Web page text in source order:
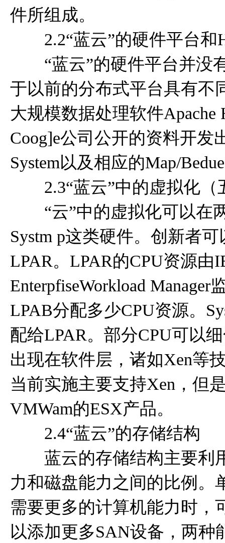
件所组成。
2.2“蓝云”的硬件平台和
“蓝云”的硬件平台并没有
于以前的分布式平台具有不
大规模数据处理软件Apache
Coog]e公司公开的资料开发
System以及相应的Map/
2.3“蓝云”中的虚拟化（
“云”中的虚拟化可以在
Systm p这类硬件。创新者
LPAR。LPAR的CPU资源由
EnterpfiseWorkload
LPAB分配多少CPU资源。
配给LPAR。部分CPU可以
出现在软件层，诸如Xen等
当前实施主要支持Xen，但
VMWam的ESX产品。
2.4“蓝云”的存储结构
蓝云的存储结构主要利用
力和磁盘能力之间的比例。
需要更多的计算机能力时，
以添加更多SAN设备，两